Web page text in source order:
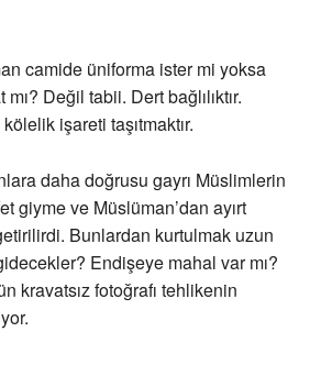
camide üniforma ister mi yoksa
Değil tabii. Dert bağlılıktır.
işareti taşıtmaktır.
daha doğrusu gayrı Müslimlerin
giyme ve Müslüman’dan ayırt
Bunlardan kurtulmak uzun
Endişeye mahal var mı?
kravatsız fotoğrafı tehlikenin